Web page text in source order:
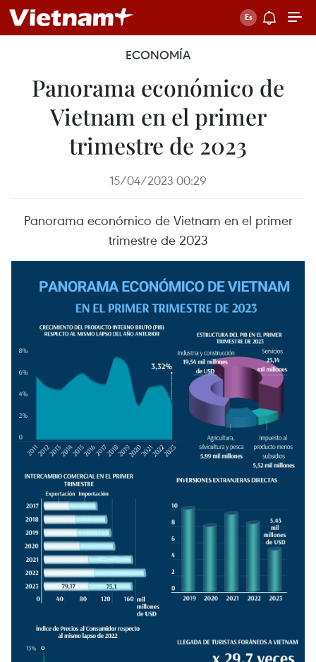
ECONOMÍA
Panorama económico de
Vietnam en el primer
trimestre de 2023
15/04/2023 00:29
Panorama económico de Vietnam en el primer
trimestre de 2023